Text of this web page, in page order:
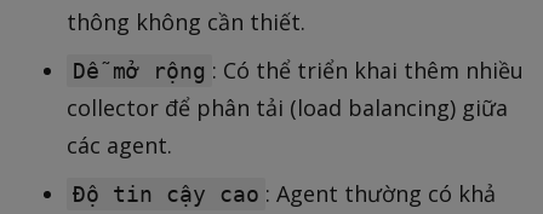
thông không cần thiết.
Dễ mở rộng : Có thể triển khai thêm nhiều
collector để phân tải (load balancing) giữa
các agent.
Độ tin cậy cao : Agent thường có khả